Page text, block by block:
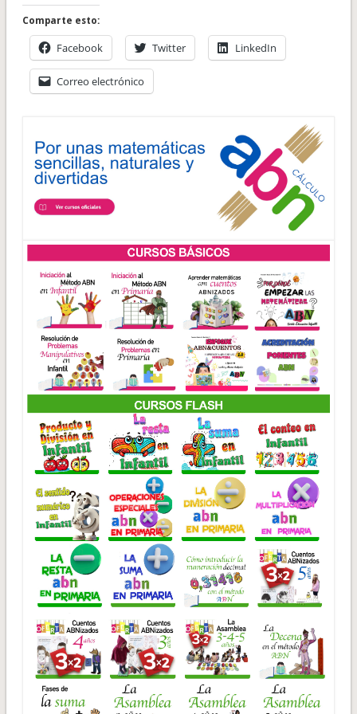
Comparte esto:
Facebook Twitter LinkedIn
Correo electrónico